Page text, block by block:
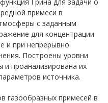
примеси в
с заданным
для концентрации
и при непрерывно
Построены уровни
и проанализирована их
источника.
газообразных примесей в